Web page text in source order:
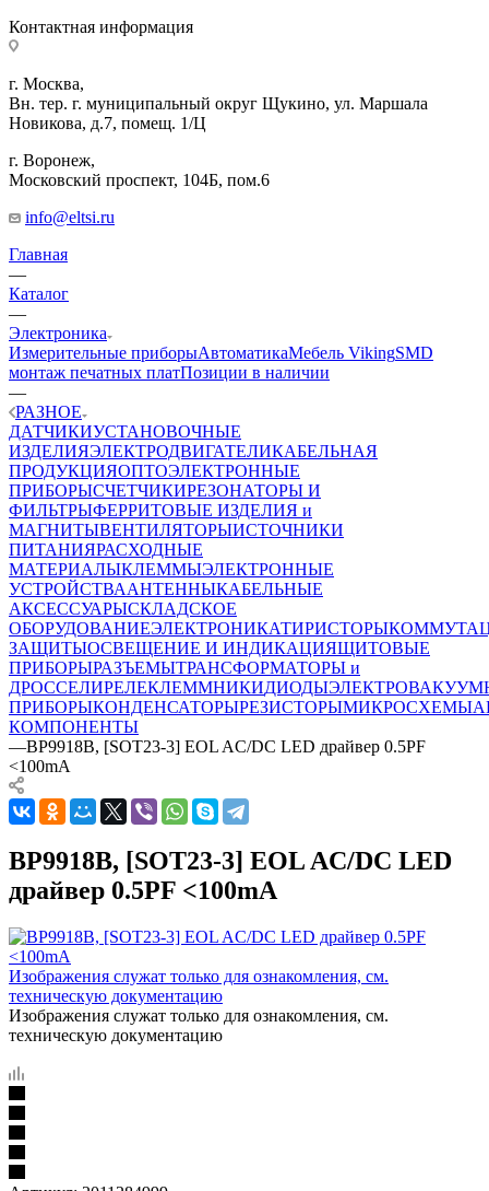
Контактная информация
г. Москва,
Вн. тер. г. муниципальный округ Щукино, ул. Маршала
Новикова, д.7, помещ. 1/Ц
г. Воронеж,
​Московский проспект, 104Б, пом.6
info@eltsi.ru
Главная
—
Каталог
—
Электроника
Измерительные приборыАвтоматикаМебель VikingSMD
монтаж печатных платПозиции в наличии
—
РАЗНОЕ
ДАТЧИКИУСТАНОВОЧНЫЕ
ИЗДЕЛИЯЭЛЕКТРОДВИГАТЕЛИКАБЕЛЬНАЯ
ПРОДУКЦИЯОПТОЭЛЕКТРОННЫЕ
ПРИБОРЫСЧЕТЧИКИРЕЗОНАТОРЫ И
ФИЛЬТРЫФЕРРИТОВЫЕ ИЗДЕЛИЯ и
МАГНИТЫВЕНТИЛЯТОРЫИСТОЧНИКИ
ПИТАНИЯРАСХОДНЫЕ
МАТЕРИАЛЫКЛЕММЫЭЛЕКТРОННЫЕ
УСТРОЙСТВААНТЕННЫКАБЕЛЬНЫЕ
АКСЕССУАРЫСКЛАДСКОЕ
ОБОРУДОВАНИЕЭЛЕКТРОНИКАТИРИСТОРЫ
ЗАЩИТЫОСВЕЩЕНИЕ И ИНДИКАЦИЯЩИТОВЫЕ
ПРИБОРЫРАЗЪЕМЫТРАНСФОРМАТОРЫ и
ДРОССЕЛИРЕЛЕКЛЕММНИКИДИОДЫ
ПРИБОРЫКОНДЕНСАТОРЫРЕЗИСТОРЫМИКРОСХЕМЫ
КОМПОНЕНТЫ
—BP9918B, [SOT23-3] EOL AC/DC LED драйвер 0.5PF
<100mA
BP9918B, [SOT23-3] EOL AC/DC LED
драйвер 0.5PF <100mA
Изображения служат только для ознакомления, см.
техническую документацию
Изображения служат только для ознакомления, см.
техническую документацию